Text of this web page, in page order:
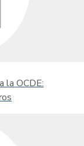
la OCDE: